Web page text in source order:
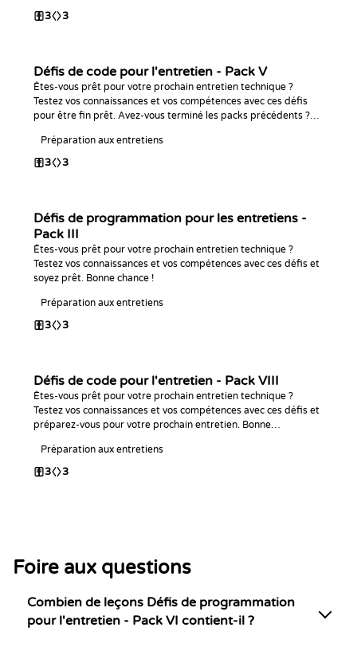
3 3
Défis de code pour l'entretien - Pack V
Êtes-vous prêt pour votre prochain entretien technique ?
Testez vos connaissances et vos compétences avec ces défis
pour être fin prêt. Avez-vous terminé les packs précédents ?
Préparation aux entretiens
3 3
Défis de programmation pour les entretiens -
Pack III
Êtes-vous prêt pour votre prochain entretien technique ?
Testez vos connaissances et vos compétences avec ces défis et
soyez prêt. Bonne chance !
Préparation aux entretiens
3 3
Défis de code pour l'entretien - Pack VIII
Êtes-vous prêt pour votre prochain entretien technique ?
Testez vos connaissances et vos compétences avec ces défis et
préparez-vous pour votre prochain entretien. Bonne
Préparation aux entretiens
3 3
Foire aux questions
Combien de leçons Défis de programmation
pour l'entretien - Pack VI contient-il ?